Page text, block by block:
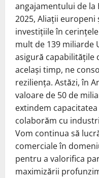
angajamentului de la
2025, Aliaţii europeni
investiţiile în
mult de 139 miliarde
asigură capabilităţile
acelaşi timp, ne
rezilienţa. Astăzi, în
valoare de 50 de
extindem
colaborăm cu
Vom continua să
comerciale în
pentru a valorifica
maximizării